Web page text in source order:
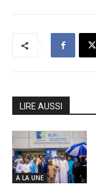
LIRE AUSSI
A LA UNE